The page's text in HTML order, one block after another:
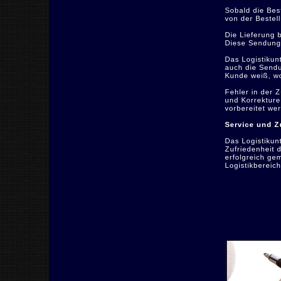
Sobald die
von der
Die Lieferung
Diese
Das
auch die
Kunde weiß,
Fehler in der
und
vorbereitet
Service und
Das
Zufriedenheit
erfolgreich
Logistikbereich.